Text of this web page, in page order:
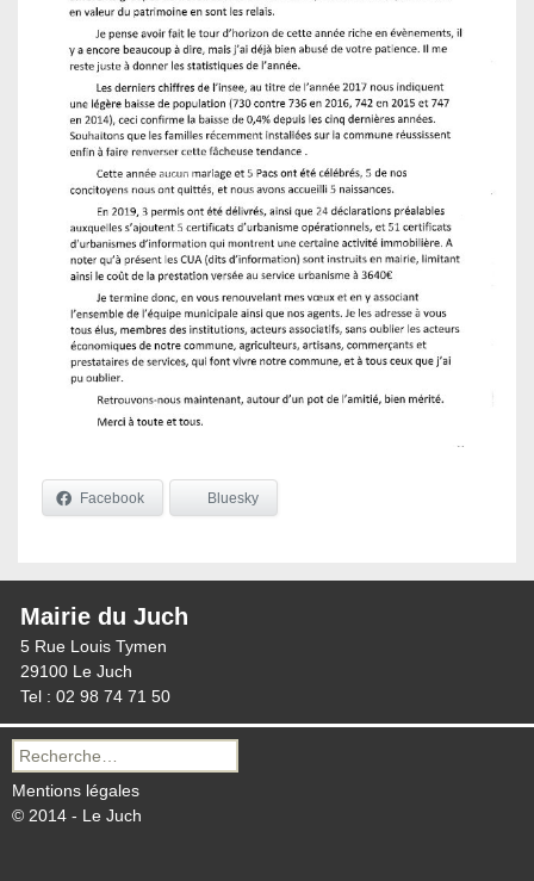
Facebook Bluesky
Mairie du Juch
5 Rue Louis Tymen
29100 Le Juch
Tel : 02 98 74 71 50
Recherche
pour :
Mentions légales
© 2014 - Le Juch